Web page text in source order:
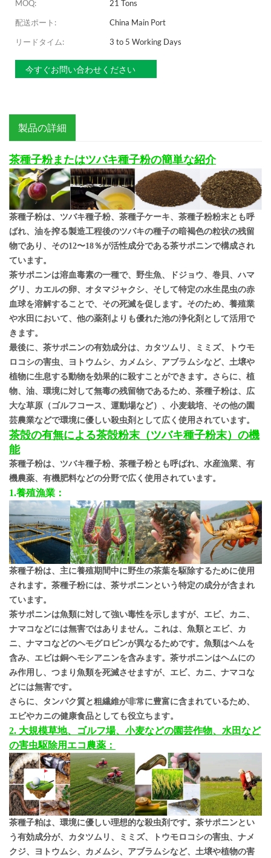
MOQ:
21 Tons
配送ポート:
China Main Port
リードタイム:
3 to 5 Working Days
今すぐお問い合わせください
製品の詳細
茶種子粉またはツバキ種子粉の簡単な紹介
茶種子粉は、ツバキ種子粉、茶種子ケーキ、茶種子粉粉末とも呼
ばれ、油を搾る製造工程後のツバキの種子の暗褐色の粒状の残留
物であり、その12〜18％が活性成分である茶サポニンで構成され
ています。
茶サポニンは溶血毒素の一種で、野生魚、ドジョウ、巻貝、ハマ
グリ、カエルの卵、オタマジャクシ、そして特定の水生昆虫の赤
血球を溶解することで、その死滅を促します。そのため、養殖業
や水田において、他の薬剤よりも優れた池の浄化剤として活用で
きます。
最後に、茶サポニンの有効成分は、カタツムリ、ミミズ、トウモ
ロコシの害虫、ヨトウムシ、カメムシ、アブラムシなど、土壌や
植物に生息する動物を効果的に殺すことができます。さらに、植
物、油、環境に対して無毒の残留物であるため、茶種子粉は、広
大な草原（ゴルフコース、運動場など）、小麦栽培、その他の園
芸農業などで環境に優しい殺虫剤として広く使用されています。
茶殻の有無による茶殻粉末（ツバキ種子粉末）の機
能
茶種子粉は、ツバキ種子粉、茶種子粉とも呼ばれ、水産漁業、有
機農薬、有機肥料などの分野で広く使用されています。
1.養殖漁業：
茶種子粉は、主に養殖期間中に野生の茶葉を駆除するために使用
されます。茶種子粉には、茶サポニンという特定の成分が含まれ
ています。
茶サポニンは魚類に対して強い毒性を示しますが、エビ、カニ、
ナマコなどには無害ではありません。これは、魚類とエビ、カ
ニ、ナマコなどのヘモグロビンが異なるためです。魚類はヘムを
含み、エビは銅ヘモシアニンを含みます。茶サポニンはヘムにの
み作用し、つまり魚類を死滅させますが、エビ、カニ、ナマコな
どには無害です。
さらに、タンパク質と粗繊維が非常に豊富に含まれているため、
エビやカニの健康食品としても役立ちます。
2. 大規模草地、ゴルフ場、小麦などの園芸作物、水田など
の害虫駆除用エコ農薬：
茶種子粕は、環境に優しい理想的な殺虫剤です。茶サポニンとい
う有効成分が、カタツムリ、ミミズ、トウモロコシの害虫、ナメ
クジ、ヨトウムシ、カメムシ、アブラムシなど、土壌や植物の害